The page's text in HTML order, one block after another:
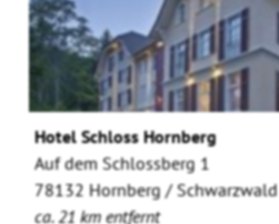
Hotel Schloss Hornberg
Auf dem Schlossberg 1
78132 Hornberg / Schwarzwald
ca. 21 km entfernt